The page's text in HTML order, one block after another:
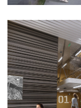
hrobka